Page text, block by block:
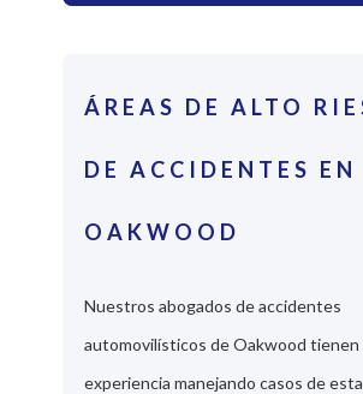
ÁREAS DE ALTO
DE ACCIDENTES EN
OAKWOOD
Nuestros abogados de accidentes
automovilísticos de Oakwood tienen
experiencia manejando casos de